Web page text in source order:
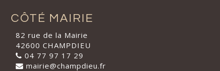
CÔTÉ MAIRIE
82 rue de la Mairie
42600 CHAMPDIEU
04 77 97 17 29
mairie@champdieu.fr